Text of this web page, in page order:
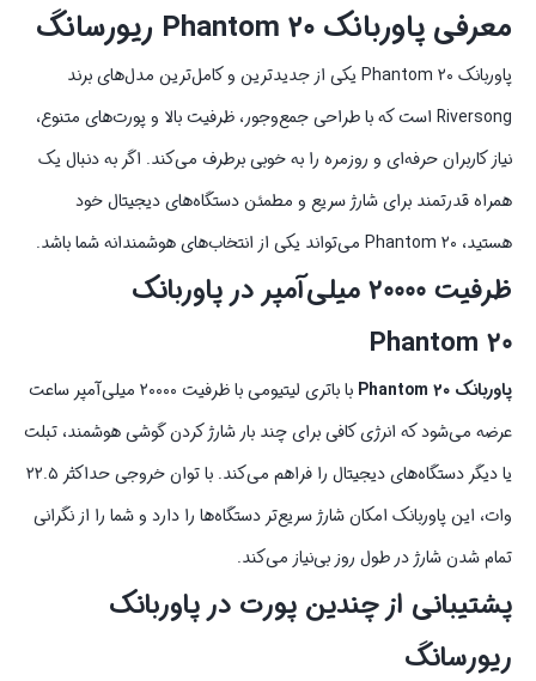
معرفی پاوربانک Phantom ۲۰ ریورسانگ
پاوربانک Phantom ۲۰ یکی از جدیدترین و کامل‌ترین مدل‌های برند
Riversong است که با طراحی جمع‌وجور، ظرفیت بالا و پورت‌های متنوع،
نیاز کاربران حرفه‌ای و روزمره را به خوبی برطرف می‌کند. اگر به دنبال یک
همراه قدرتمند برای شارژ سریع و مطمئن دستگاه‌های دیجیتال خود
هستید، Phantom ۲۰ می‌تواند یکی از انتخاب‌های هوشمندانه شما باشد.
ظرفیت ۲۰۰۰۰ میلی‌آمپر در پاوربانک
Phantom ۲۰
پاوربانک Phantom ۲۰
با باتری لیتیومی با ظرفیت ۲۰۰۰۰ میلی‌آمپر ساعت
عرضه می‌شود که انرژی کافی برای چند بار شارژ کردن گوشی هوشمند، تبلت
یا دیگر دستگاه‌های دیجیتال را فراهم می‌کند. با توان خروجی حداکثر ۲۲.۵
وات، این پاوربانک امکان شارژ سریع‌تر دستگاه‌ها را دارد و شما را از نگرانی
تمام شدن شارژ در طول روز بی‌نیاز می‌کند.
پشتیبانی از چندین پورت در پاوربانک
ریورسانگ